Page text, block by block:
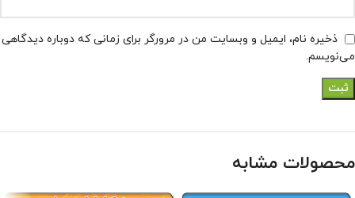
ذخیره نام، ایمیل و وبسایت من در مرورگر برای زمانی که دوباره دیدگاهی
می‌نویسم.
محصولات مشابه